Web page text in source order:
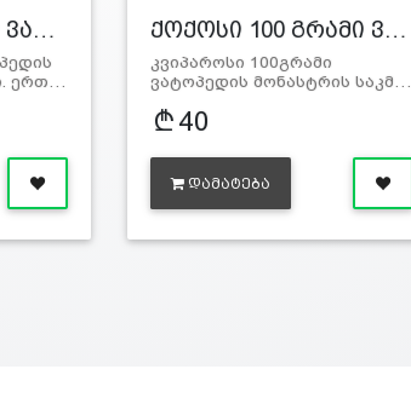
ვა…
ერთ…
ქოქოსი 100 გრამი ვ…
კვიპაროსი 100გრამი
ვატოპედის მონასტრის საკმ…
40
ᲓᲐᲛᲐᲢᲔᲑᲐ